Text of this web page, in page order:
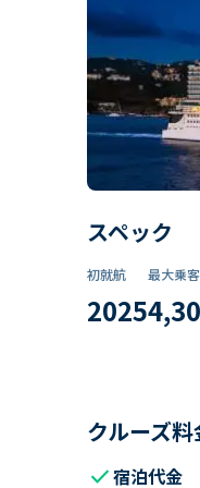
スペック
初就航
2025
最大乗
クルーズ
check宿泊代金